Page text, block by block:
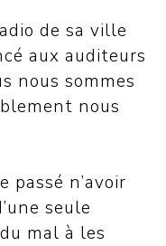
de sa ville
aux auditeurs
nous sommes
nous
passé n’avoir
seule
mal à les